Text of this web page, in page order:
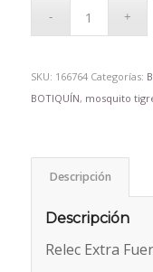
SKU: 166764 Categorías:
BOTIQUÍN, mosquito
Descripción
Descripción
Relec Extra